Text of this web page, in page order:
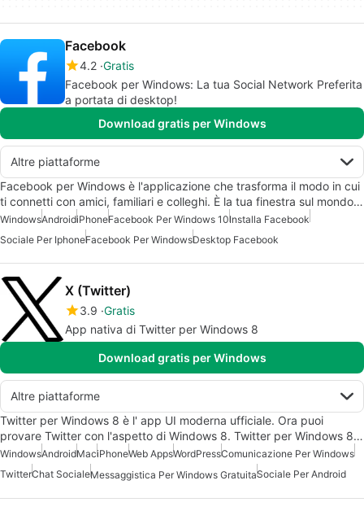
Facebook
4.2 Gratis
Facebook per Windows: La tua Social Network Preferita
a portata di desktop!
Download gratis per Windows
Altre piattaforme
Facebook per Windows è l'applicazione che trasforma il modo in cui
ti connetti con amici, familiari e colleghi. È la tua finestra sul mondo…
WindowsAndroidiPhoneFacebook Per Windows 10Installa Facebook
Sociale Per IphoneFacebook Per WindowsDesktop Facebook
X (Twitter)
3.9 Gratis
App nativa di Twitter per Windows 8
Download gratis per Windows
Altre piattaforme
Twitter per Windows 8 è l' app UI moderna ufficiale. Ora puoi
provare Twitter con l'aspetto di Windows 8. Twitter per Windows 8…
WindowsAndroidMaciPhoneWeb AppsWordPressComunicazione Per Windows
TwitterChat SocialeMessaggistica Per Windows GratuitaSociale Per Android